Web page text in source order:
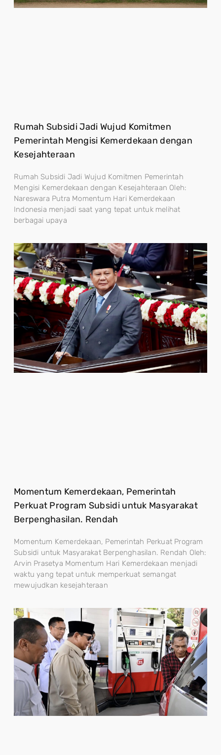
Rumah Subsidi Jadi Wujud Komitmen
Pemerintah Mengisi Kemerdekaan dengan
Kesejahteraan
Rumah Subsidi Jadi Wujud Komitmen Pemerintah
Mengisi Kemerdekaan dengan Kesejahteraan Oleh:
Nareswara Putra Momentum Hari Kemerdekaan
Indonesia menjadi saat yang tepat untuk melihat
berbagai upaya
Momentum Kemerdekaan, Pemerintah
Perkuat Program Subsidi untuk Masyarakat
Berpenghasilan. Rendah
Momentum Kemerdekaan, Pemerintah Perkuat Program
Subsidi untuk Masyarakat Berpenghasilan. Rendah Oleh:
Arvin Prasetya Momentum Hari Kemerdekaan menjadi
waktu yang tepat untuk memperkuat semangat
mewujudkan kesejahteraan